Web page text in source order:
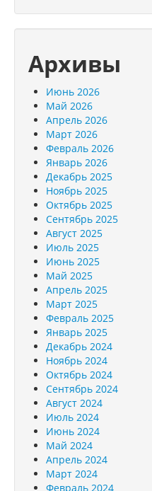
Архивы
Июнь 2026
Май 2026
Апрель 2026
Март 2026
Февраль 2026
Январь 2026
Декабрь 2025
Ноябрь 2025
Октябрь 2025
Сентябрь 2025
Август 2025
Июль 2025
Июнь 2025
Май 2025
Апрель 2025
Март 2025
Февраль 2025
Январь 2025
Декабрь 2024
Ноябрь 2024
Октябрь 2024
Сентябрь 2024
Август 2024
Июль 2024
Июнь 2024
Май 2024
Апрель 2024
Март 2024
Февраль 2024